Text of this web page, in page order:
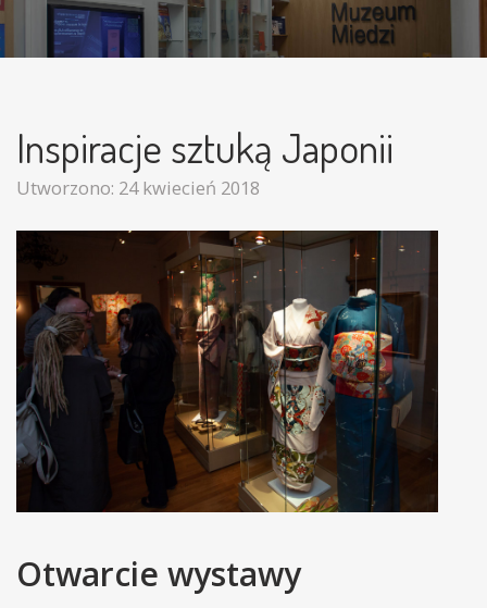
Inspiracje sztuką Japonii
Utworzono: 24 kwiecień 2018
Otwarcie wystawy